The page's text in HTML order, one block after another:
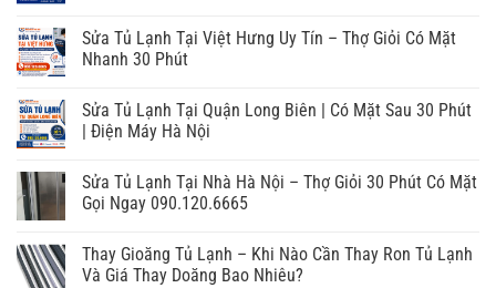
Sửa Tủ Lạnh Tại Việt Hưng Uy Tín – Thợ Giỏi Có Mặt
Nhanh 30 Phút
Sửa Tủ Lạnh Tại Quận Long Biên | Có Mặt Sau 30 Phút
| Điện Máy Hà Nội
Sửa Tủ Lạnh Tại Nhà Hà Nội – Thợ Giỏi 30 Phút Có Mặt
Gọi Ngay 090.120.6665
Thay Gioăng Tủ Lạnh – Khi Nào Cần Thay Ron Tủ Lạnh
Và Giá Thay Doăng Bao Nhiêu?